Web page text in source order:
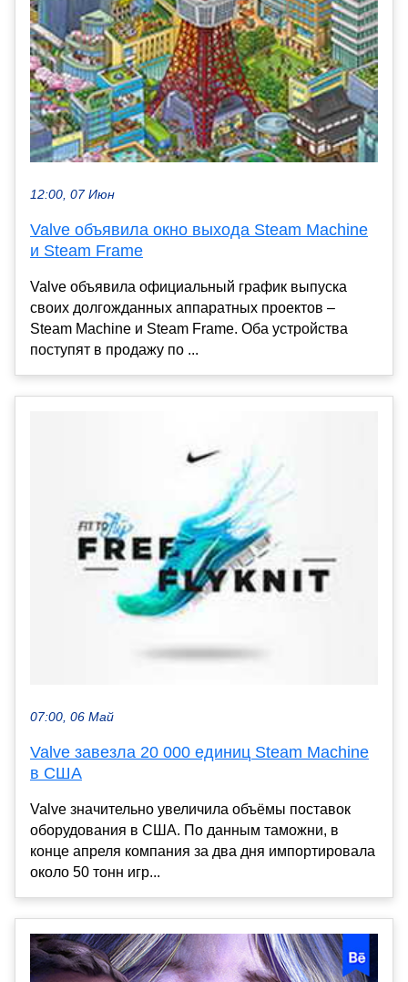
12:00, 07 Июн
Valve объявила окно выхода Steam Machine
и Steam Frame
Valve объявила официальный график выпуска
своих долгожданных аппаратных проектов –
Steam Machine и Steam Frame. Оба устройства
поступят в продажу по ...
07:00, 06 Май
Valve завезла 20 000 единиц Steam Machine
в США
Valve значительно увеличила объёмы поставок
оборудования в США. По данным таможни, в
конце апреля компания за два дня импортировала
около 50 тонн игр...